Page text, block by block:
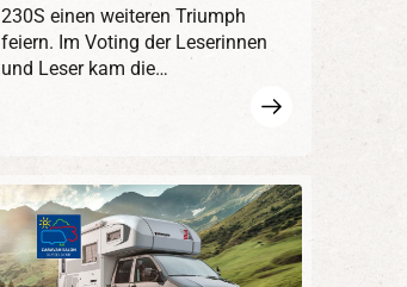
230S einen weiteren Triumph
feiern. Im Voting der Leserinnen
und Leser kam die…
Mehr
erfahren